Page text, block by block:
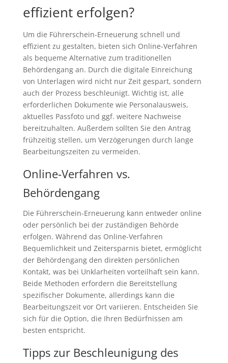
effizient erfolgen?
Um die Führerschein-Erneuerung schnell und
effizient zu gestalten, bieten sich Online-Verfahren
als bequeme Alternative zum traditionellen
Behördengang an. Durch die digitale Einreichung
von Unterlagen wird nicht nur Zeit gespart, sondern
auch der Prozess beschleunigt. Wichtig ist, alle
erforderlichen Dokumente wie Personalausweis,
aktuelles Passfoto und ggf. weitere Nachweise
bereitzuhalten. Außerdem sollten Sie den Antrag
frühzeitig stellen, um Verzögerungen durch lange
Bearbeitungszeiten zu vermeiden.
Online-Verfahren vs.
Behördengang
Die Führerschein-Erneuerung kann entweder online
oder persönlich bei der zuständigen Behörde
erfolgen. Während das Online-Verfahren
Bequemlichkeit und Zeitersparnis bietet, ermöglicht
der Behördengang den direkten persönlichen
Kontakt, was bei Unklarheiten vorteilhaft sein kann.
Beide Methoden erfordern die Bereitstellung
spezifischer Dokumente, allerdings kann die
Bearbeitungszeit vor Ort variieren. Entscheiden Sie
sich für die Option, die Ihren Bedürfnissen am
besten entspricht.
Tipps zur Beschleunigung des